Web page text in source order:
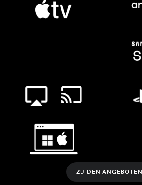
ZU DEN ANGEBOTEN